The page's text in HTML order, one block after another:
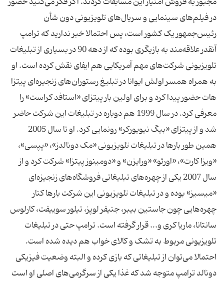
در فیلم‌های سینمایی و سریال‌های تلویزیونی دون شأن
رئیس‌جمهور یک کشور است، پس احتمالا خبر ندارید که ترامپ
آنقدر علاقه‌مند به بازیگری بوده که از دهه 90 در بسیاری از تبلیغات
تلویزیونی شرکت‌های مهم آمریکایی هم ایفای نقش کرده است. او
به همراه همسر اولش ایوانا در تبلیغ رستوران‌های زنجیره‌ای پیتزا
هات حضور پیدا کرد و برای اولین بار پیتزای «استافد کراست» را
معرفی کرد. در سال 1999 هم دوباره در تبلیغات این شرکت حاضر
شد و از پیتزای «بیگ نیویورکر» رونمایی کرد. او تا سال 2005
همین طور بارها در تبلیغات تلویزیونی «مک دونالدز»، «پپسی»،
«ویزا کارت»، «اورئو» «ورایزن» و «دومینوز پیتزا» شرکت کرد و از
سال 2007 یکی از چهره‌های تبلیغاتی فروشگاه‌های زنجیزه‌ای
«میسیز» بوده و در تبلیغات تلویزیونی این شرکت بارها کنار
چهره‌هایی چون جاستین بیبر، جنیفر لوپز، تیلور سوییفت، کارلوس
سانتانا، ماریا کری و... قرار گرفته است. ترامپ حتی در تبلیغات
تلویزیونی مربوط به تشک و کالای خواب هم دیده شده است.
احتمالا می‌توان از تبلیغاتی که بازی کرده و البته وضعیت فیزیکی
دونالد ترامپ متوجه شد که غذا یکی از سرگرمی‌های اصلی او است